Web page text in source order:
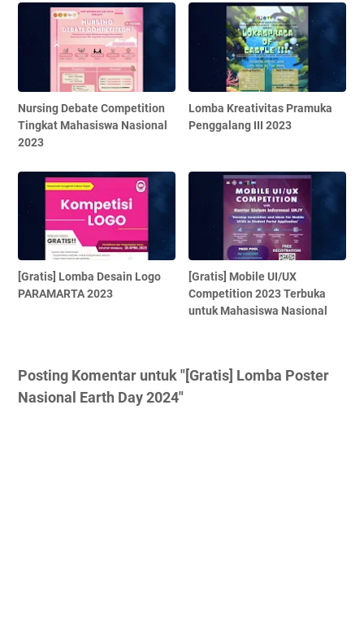
Nursing Debate Competition
Tingkat Mahasiswa Nasional
2023
Lomba Kreativitas Pramuka
Penggalang III 2023
[Gratis] Lomba Desain Logo
PARAMARTA 2023
[Gratis] Mobile UI/UX
Competition 2023 Terbuka
untuk Mahasiswa Nasional
Posting Komentar untuk "[Gratis] Lomba Poster
Nasional Earth Day 2024"